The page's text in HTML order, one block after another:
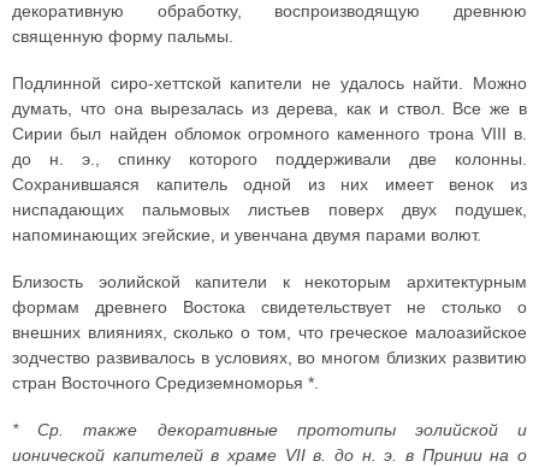
декоративную обработку, воспроизводящую древнюю
священную форму пальмы.
Подлинной сиро-хеттской капители не удалось найти. Можно
думать, что она вырезалась из дерева, как и ствол. Все же в
Сирии был найден обломок огромного каменного трона VIII в.
до н. э., спинку которого поддерживали две колонны.
Сохранившаяся капитель одной из них имеет венок из
ниспадающих пальмовых листьев поверх двух подушек,
напоминающих эгейские, и увенчана двумя парами волют.
Близость эолийской капители к некоторым архитектурным
формам древнего Востока свидетельствует не столько о
внешних влияниях, сколько о том, что греческое малоазийское
зодчество развивалось в условиях, во многом близких развитию
стран Восточного Средиземноморья *.
* Ср. также декоративные прототипы эолийской и
ионической капителей в храме VII в. до н. э. в Принии на о